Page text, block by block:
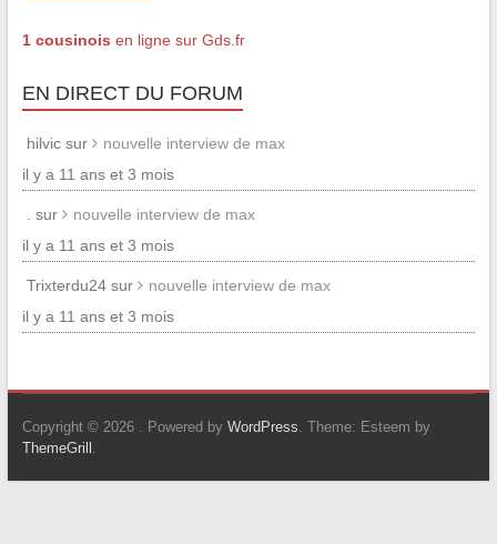
1 cousinois en ligne sur Gds.fr
EN DIRECT DU FORUM
hilvic sur
nouvelle interview de max
il y a 11 ans et 3 mois
. sur
nouvelle interview de max
il y a 11 ans et 3 mois
Trixterdu24 sur
nouvelle interview de max
il y a 11 ans et 3 mois
Copyright © 2026 . Powered by WordPress. Theme: Esteem by
ThemeGrill .